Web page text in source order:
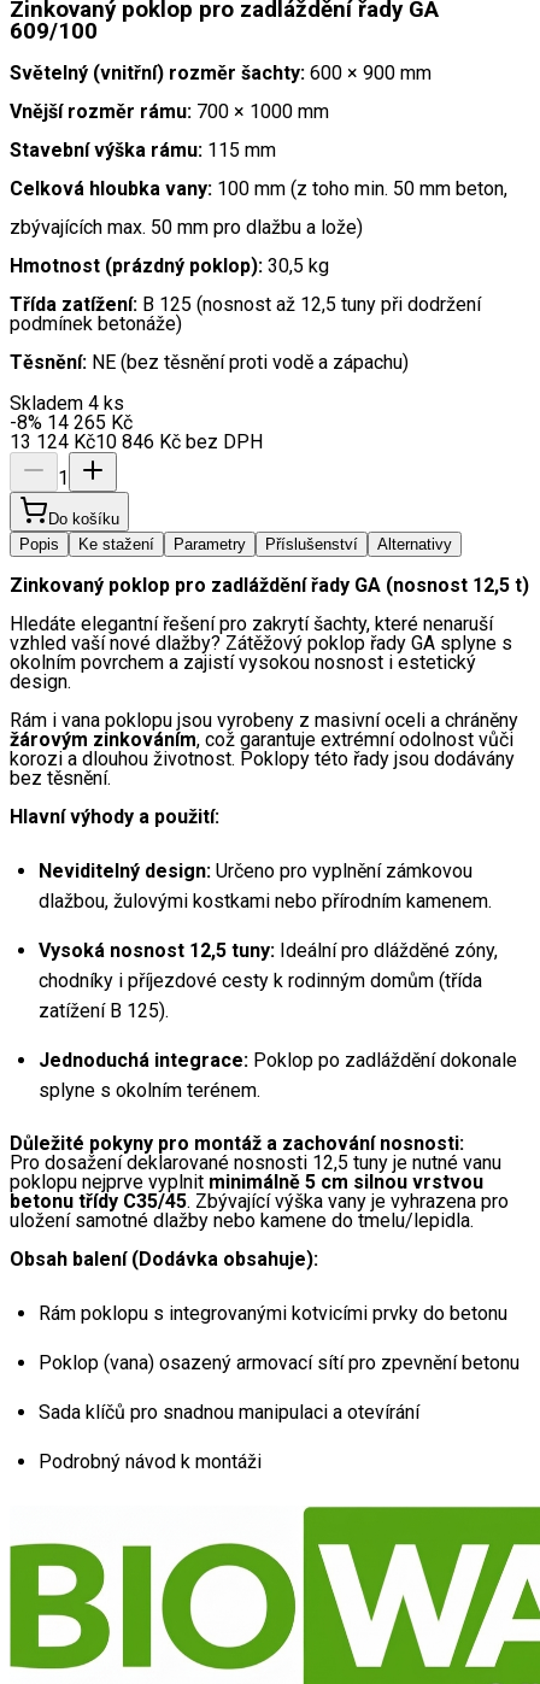
Zinkovaný poklop pro zadláždění řady GA
609/100
Světelný (vnitřní) rozměr šachty: 600 × 900 mm
Vnější rozměr rámu: 700 × 1000 mm
Stavební výška rámu: 115 mm
Celková hloubka vany: 100 mm (z toho min. 50 mm beton,
zbývajících max. 50 mm pro dlažbu a lože)
Hmotnost (prázdný poklop): 30,5 kg
Třída zatížení: B 125 (nosnost až 12,5 tuny při dodržení
podmínek betonáže)
Těsnění: NE (bez těsnění proti vodě a zápachu)
Skladem 4 ks
-8% 14 265 Kč
13 124 Kč10 846 Kč bez DPH
1
Do košíku
Popis
Ke stažení Parametry Příslušenství Alternativy
Zinkovaný poklop pro zadláždění řady GA (nosnost 12,5 t)
Hledáte elegantní řešení pro zakrytí šachty, které nenaruší
vzhled vaší nové dlažby? Zátěžový poklop řady GA splyne s
okolním povrchem a zajistí vysokou nosnost i estetický
design.
žárovým zinkováním, což garantuje extrémní odolnost vůči
korozi a dlouhou životnost. Poklopy této řady jsou dodávány
bez těsnění.
Hlavní výhody a použití:
Neviditelný design: Určeno pro vyplnění zámkovou
dlažbou, žulovými kostkami nebo přírodním kamenem.
Vysoká nosnost 12,5 tuny: Ideální pro dlážděné zóny,
chodníky i příjezdové cesty k rodinným domům (třída
zatížení B 125).
Jednoduchá integrace: Poklop po zadláždění dokonale
splyne s okolním terénem.
Důležité pokyny pro montáž a zachování nosnosti:
Pro dosažení deklarované nosnosti 12,5 tuny je nutné vanu
poklopu nejprve vyplnit minimálně 5 cm silnou vrstvou
betonu třídy C35/45. Zbývající výška vany je vyhrazena pro
uložení samotné dlažby nebo kamene do tmelu/lepidla.
Obsah balení (Dodávka obsahuje):
Rám poklopu s integrovanými kotvicími prvky do betonu
Poklop (vana) osazený armovací sítí pro zpevnění betonu
Sada klíčů pro snadnou manipulaci a otevírání
Podrobný návod k montáži